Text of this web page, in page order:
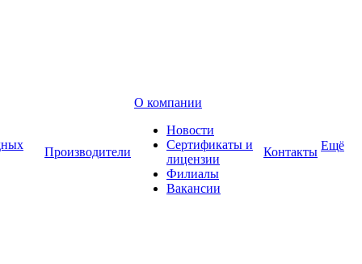
Производители
О компании
Новости
Сертификаты и
лицензии
Филиалы
Вакансии
Контакты Ещё